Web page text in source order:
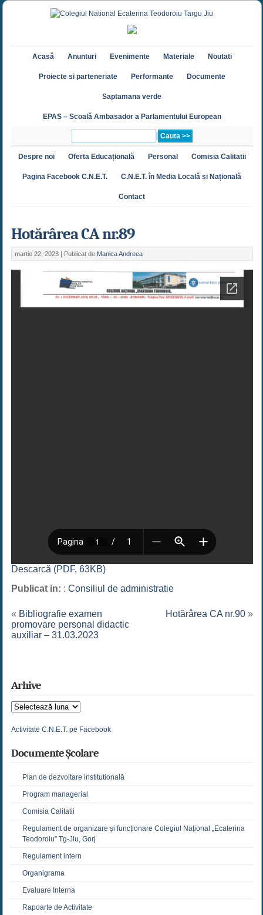
Acasă Anunturi Evenimente Materiale Noutati
Proiecte si parteneriate Performante Documente
Saptamana verde
EPAS – Scoală Ambasador a Parlamentului European
Despre noi Oferta Educațională Personal Comisia Calitatii
Pagina Facebook C.N.E.T. C.N.E.T. în Media Locală și Națională
Contact
Hotărârea CA nr.89
martie 22, 2023 | Publicat de Manica Andreea
Descarcă (PDF, 63KB)
Publicat in: : Consiliul de administratie
« Bibliografie examen
promovare personal didactic
auxiliar – 31.03.2023
Hotărârea CA nr.90 »
Arhive
Arhive
Activitate C.N.E.T. pe Facebook
Documente Școlare
Plan de dezvoltare institutională
Program managerial
Comisia Calitatii
Regulament de organizare și funcționare Colegiul Național „Ecaterina
Teodoroiu” Tg-Jiu, Gorj
Regulament intern
Organigrama
Evaluare Interna
Rapoarte de Activitate